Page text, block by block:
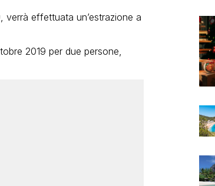
effettuata un’estrazione a
2019 per due persone,